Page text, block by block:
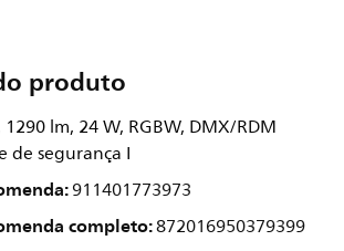
produto
lm, 24 W, RGBW, DMX/RDM
de segurança I
911401773973
completo:872016950379399